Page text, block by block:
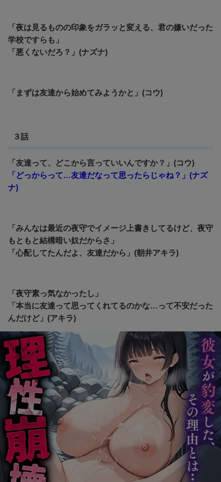
「夜は見るものの印象をガラッと変える、君の嫌いだった
学校ですらも」
「悪くないだろ？」(ナズナ)
「まずは友達から始めてみようかと」(コウ)
３話
「友達って、どこから言っていいんですか？」(コウ)
「どっからって…友達だなって思ったらじゃね？」(ナズ
ナ)
「みんなは最近の夜守でイメージ上書きしてるけど、夜守
もともと結構暗い奴だからさ」
「心配してたんだよ、友達だから」(朝井アキラ)
「夜守素っ気なかったし」
「本当に友達って思ってくれてるのかな…って不安だった
んだけど」(アキラ)